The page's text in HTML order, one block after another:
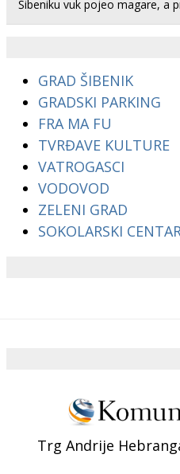
Šibeniku vuk pojeo magare, a
GRAD ŠIBENIK
GRADSKI PARKING
FRA MA FU
TVRĐAVE KULTURE
VATROGASCI
VODOVOD
ZELENI GRAD
SOKOLARSKI
Trg Andrije